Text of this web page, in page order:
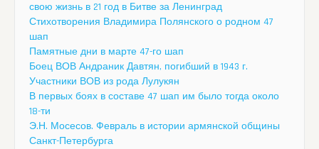
свою жизнь в 21 год в Битве за Ленинград
Стихотворения Владимира Полянского о родном 47
шап
Памятные дни в марте 47-го шап
Боец ВОВ Андраник Давтян, погибший в 1943 г.
Участники ВОВ из рода Лулукян
В первых боях в составе 47 шап им было тогда около
18-ти
Э.Н. Мосесов. Февраль в истории армянской общины
Санкт-Петербурга